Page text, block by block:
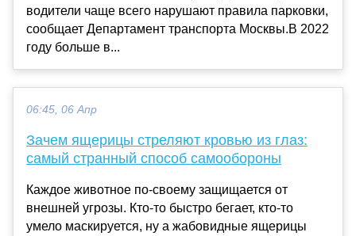
водители чаще всего нарушают правила парковки,
сообщает Департамент транспорта Москвы.В 2022
году больше в...
06:45, 06 Апр
Зачем ящерицы стреляют кровью из глаз:
самый странный способ самообороны
Каждое животное по-своему защищается от
внешней угрозы. Кто-то быстро бегает, кто-то
умело маскируется, ну а жабовидные ящерицы